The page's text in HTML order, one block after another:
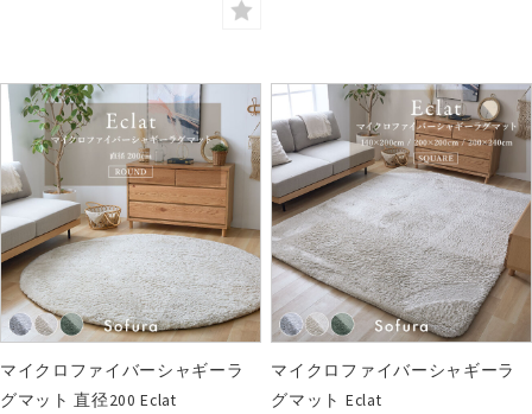
マイクロファイバーシャギーラ
グマット 直径200 Eclat
マイクロファイバーシャギーラ
グマット Eclat